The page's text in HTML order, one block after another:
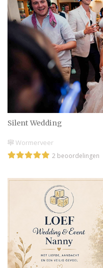
Silent Wedding
Wormerveer
2 beoordelingen